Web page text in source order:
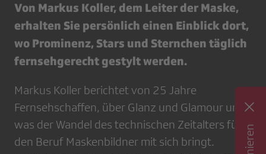
Von Markus Koller, dem Leiter der Maske,
erhalten Sie persönlich einen Einblick dort,
wo Prominenz, Stars und Sternchen täglich
fernsehgerecht gestylt werden.
Markus Koller berichtet von 25 Jahre
Fernsehschaffen, über Glanz und Glamour und
was der Wandel des technischen Zeitalters für
den Beruf Maskenbildner mit sich bringt.